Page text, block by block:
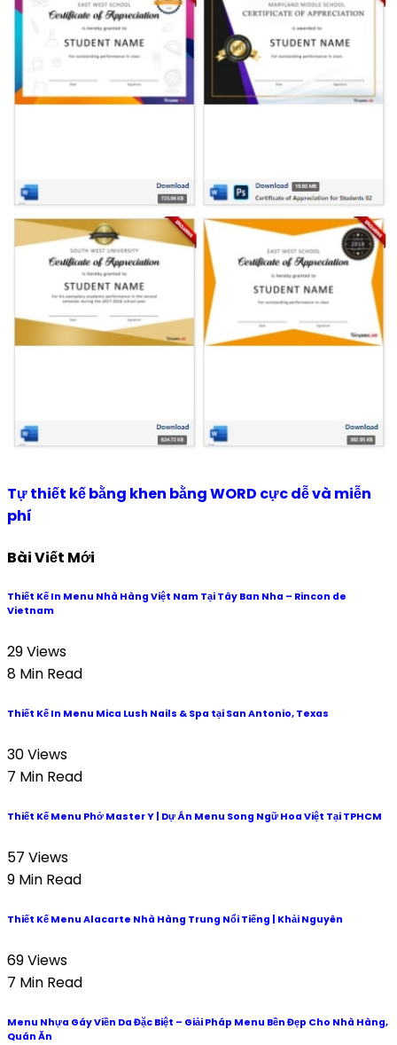
Tự thiết kế bằng khen bằng WORD cực dễ và miễn
phí
Bài Viết Mới
Thiết Kế In Menu Nhà Hàng Việt Nam Tại Tây Ban Nha – Rincon de
Vietnam
29 Views
8 Min Read
Thiết Kế In Menu Mica Lush Nails & Spa tại San Antonio, Texas
30 Views
7 Min Read
Thiết Kế Menu Phở Master Y | Dự Án Menu Song Ngữ Hoa Việt Tại TPHCM
57 Views
9 Min Read
Thiết Kế Menu Alacarte Nhà Hàng Trung Nổi Tiếng | Khải Nguyên
69 Views
7 Min Read
Menu Nhựa Gáy Viền Da Đặc Biệt – Giải Pháp Menu Bền Đẹp Cho Nhà Hàng,
Quán Ăn